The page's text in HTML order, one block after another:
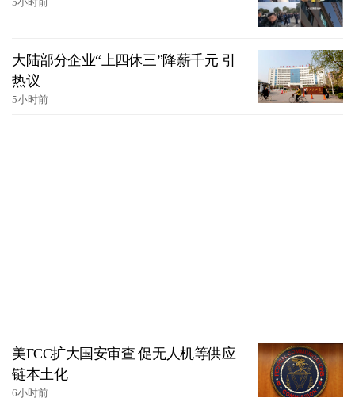
大陆部分企业“上四休三”降薪千元 引
热议
5小时前
美FCC扩大国安审查 促无人机等供应
链本土化
6小时前